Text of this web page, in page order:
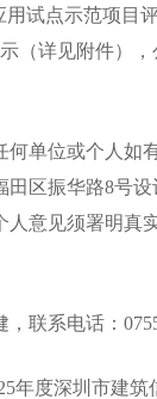
试点示范项目
（详见附件）
单位或个人如
田区振华路8号设
人意见须署明真
系电话：
度深圳市建筑